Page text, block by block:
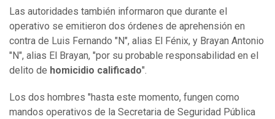
Las autoridades también informaron que durante el
operativo se emitieron dos órdenes de aprehensión en
contra de Luis Fernando "N", alias El Fénix, y Brayan Antonio
"N", alias El Brayan, "por su probable responsabilidad en el
delito de homicidio calificado".
Los dos hombres "hasta este momento, fungen como
mandos operativos de la Secretaria de Seguridad Pública